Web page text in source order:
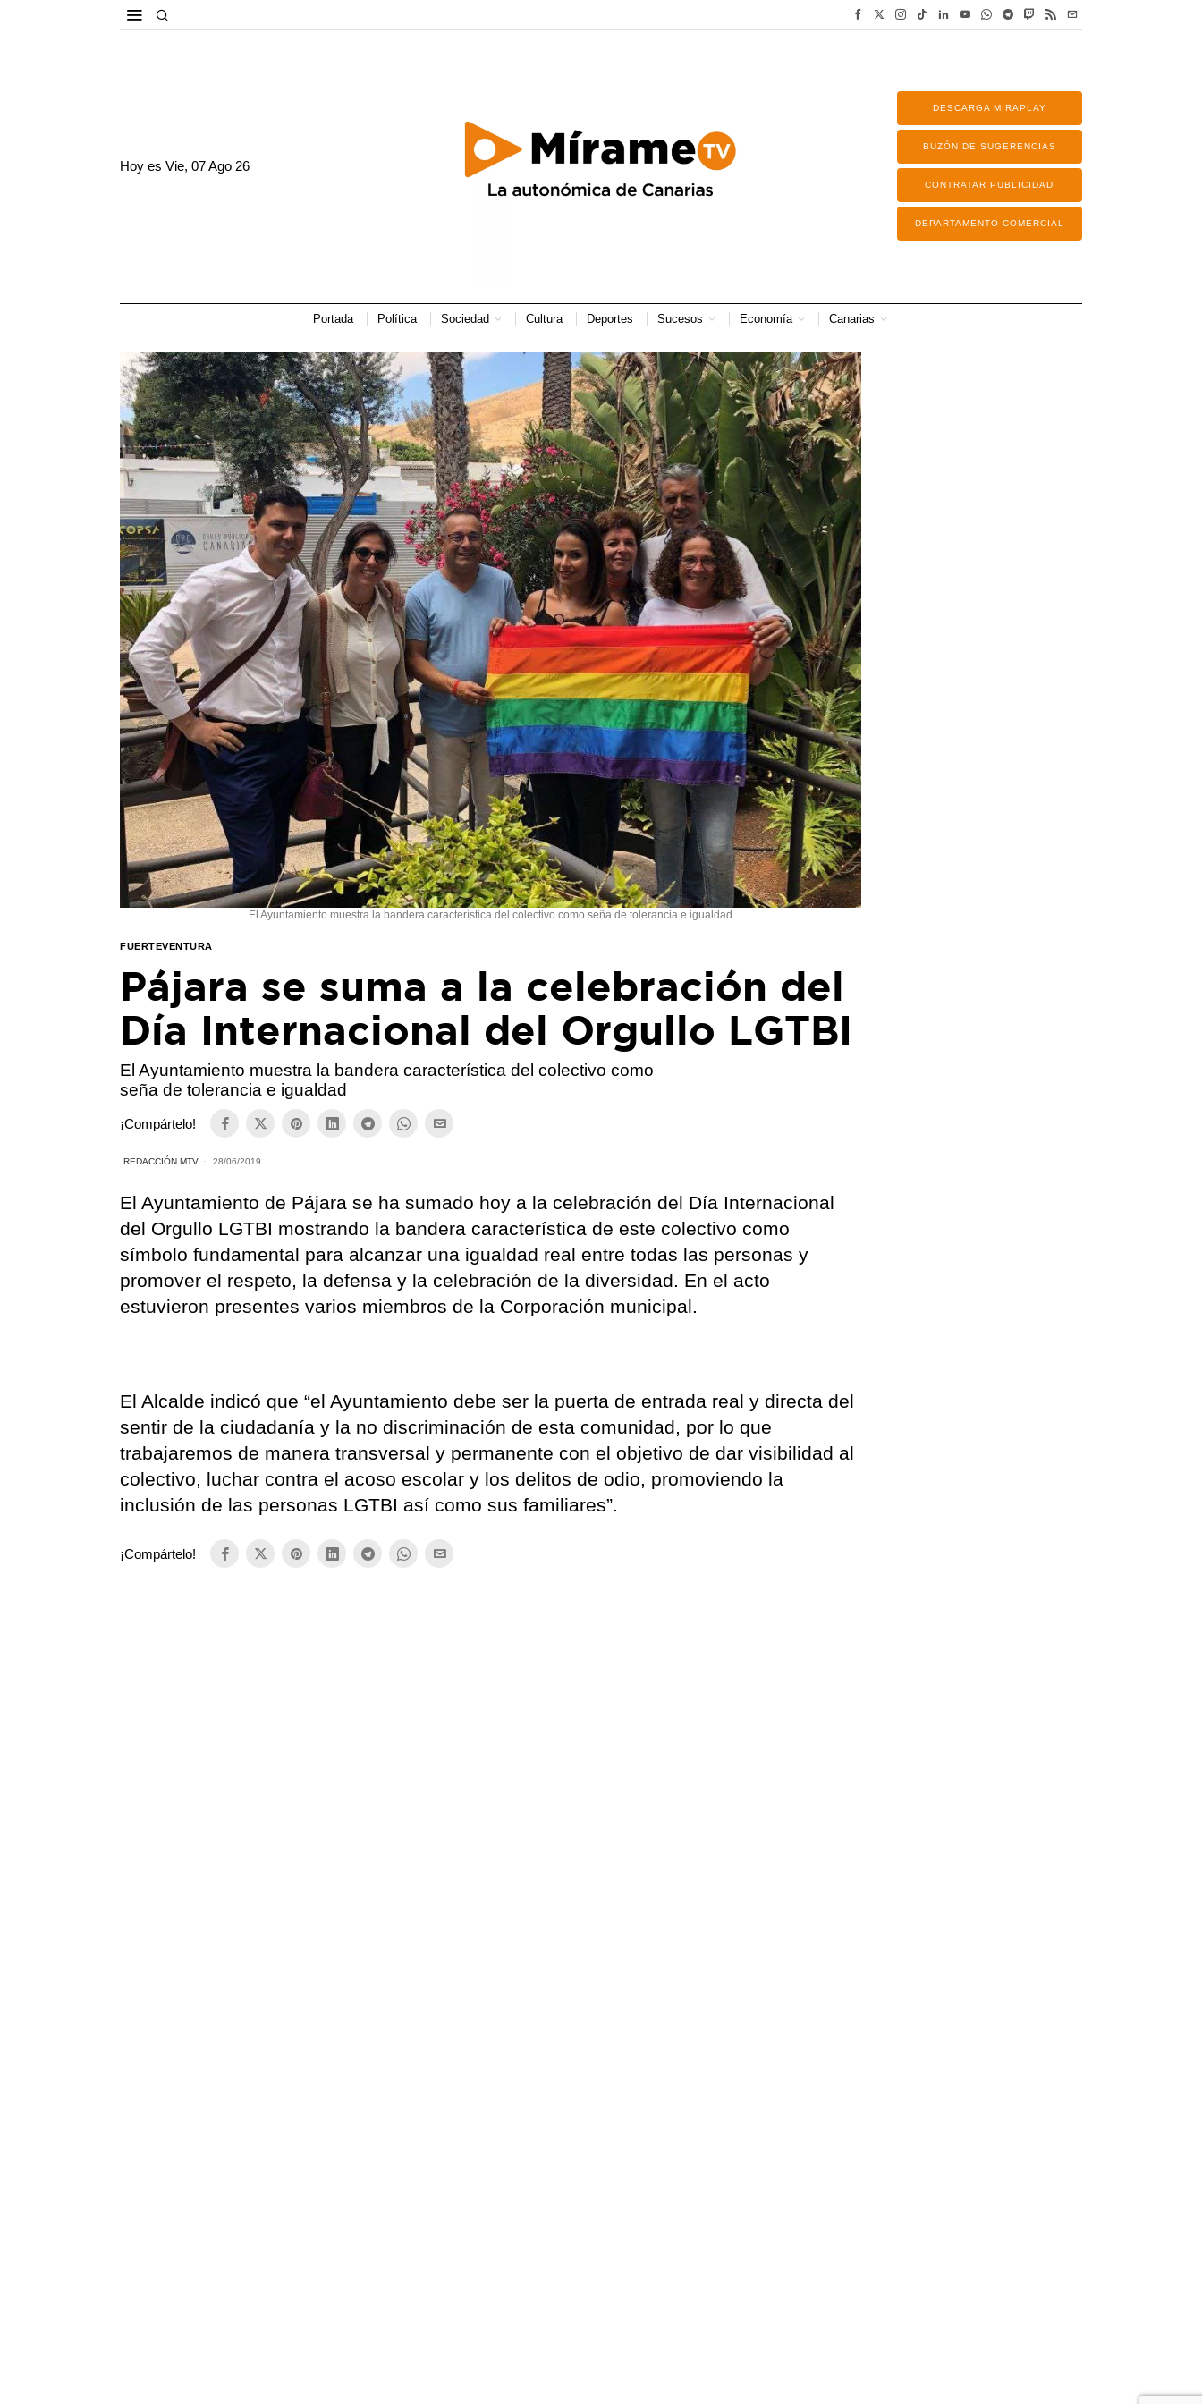
Hoy esVie, 07 Ago 26
DESCARGA MIRAPLAY
BUZÓN DE SUGERENCIAS
CONTRATAR PUBLICIDAD
DEPARTAMENTO COMERCIAL
Portada Política Sociedad Cultura Deportes Sucesos Economía Canarias
El Ayuntamiento muestra la bandera característica del colectivo como seña de tolerancia e igualdad
FUERTEVENTURA
Pájara se suma a la celebración del
Día Internacional del Orgullo LGTBI
El Ayuntamiento muestra la bandera característica del colectivo como
seña de tolerancia e igualdad
¡Compártelo!
REDACCIÓN MTV 28/06/2019
El Ayuntamiento de Pájara se ha sumado hoy a la celebración del Día Internacional
del Orgullo LGTBI mostrando la bandera característica de este colectivo como
símbolo fundamental para alcanzar una igualdad real entre todas las personas y
promover el respeto, la defensa y la celebración de la diversidad. En el acto
estuvieron presentes varios miembros de la Corporación municipal.
El Alcalde indicó que “el Ayuntamiento debe ser la puerta de entrada real y directa del
sentir de la ciudadanía y la no discriminación de esta comunidad, por lo que
trabajaremos de manera transversal y permanente con el objetivo de dar visibilidad al
colectivo, luchar contra el acoso escolar y los delitos de odio, promoviendo la
inclusión de las personas LGTBI así como sus familiares”.
¡Compártelo!